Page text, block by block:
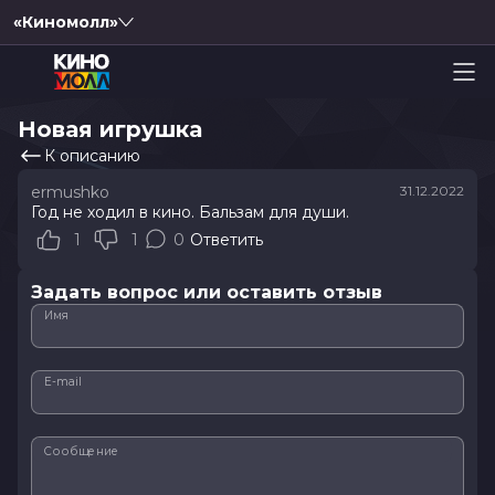
«Киномолл»
Новая игрушка
К описанию
ermushko
31.12.2022
Год не ходил в кино. Бальзам для души.
1
1 0 Ответить
Задать вопрос или оставить отзыв
Имя
E-mail
Сообщение